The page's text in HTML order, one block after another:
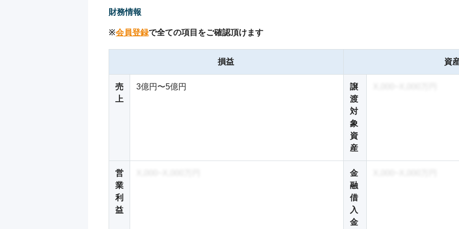
財務情報
※会員登録で全ての項目をご確認頂けます
損益
売
上
3億円〜5億円
営
業
利
益
資
譲
渡
対
象
資
産
金
融
借
入
金